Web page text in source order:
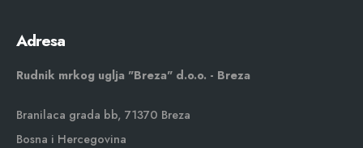
Adresa
Rudnik mrkog uglja "Breza" d.o.o. - Breza
Branilaca grada bb, 71370 Breza
Bosna i Hercegovina